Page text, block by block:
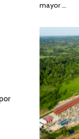
mayor …